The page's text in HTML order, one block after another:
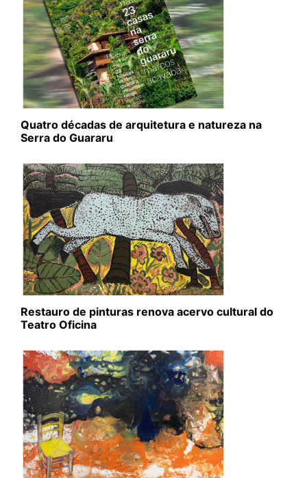
Quatro décadas de arquitetura e natureza na
Serra do Guararu
Restauro de pinturas renova acervo cultural do
Teatro Oficina